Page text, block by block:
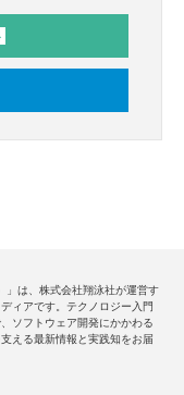
」は、株式会社翔泳社が運営す
ィアです。テクノロジー入門
ソフトウェア開発にかかわる
える最新情報と実践知をお届